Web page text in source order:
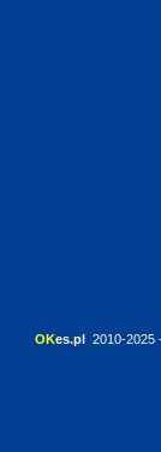
OKes.pl 2010-